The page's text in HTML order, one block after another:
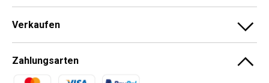
Verkaufen
Zahlungsarten
Zahlungsmethoden